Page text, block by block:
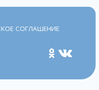
СОГЛАШЕНИЕ